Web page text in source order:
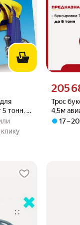
5 тонн, 5
Трос
4,5м
сумке +
Цена
205
17 –